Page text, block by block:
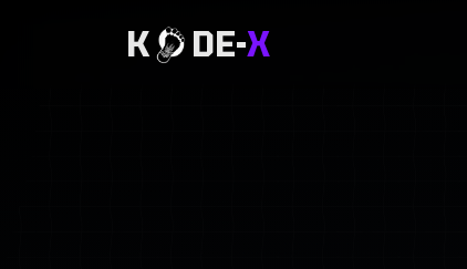
K DE-X